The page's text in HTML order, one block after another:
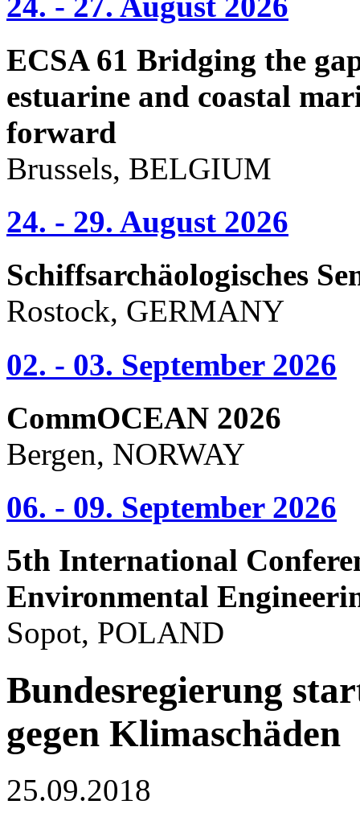
ECSA 61 Bridging the
estuarine and coastal
forward
Brussels, BELGIUM
24. - 29. August 2026
Schiffsarchäologisches
Rostock, GERMANY
02. - 03. September 2026
CommOCEAN 2026
Bergen, NORWAY
06. - 09. September 2026
5th International
Environmental
Sopot, POLAND
Bundesregierung
gegen Klimaschäden
25.09.2018